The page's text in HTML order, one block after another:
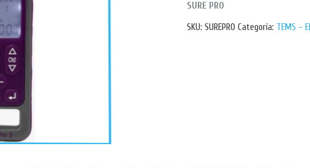
SURE PRO
SKU: SUREPRO Categoría: TEMS -